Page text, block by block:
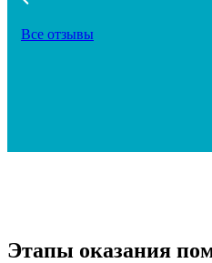
Все отзывы
Этапы оказания